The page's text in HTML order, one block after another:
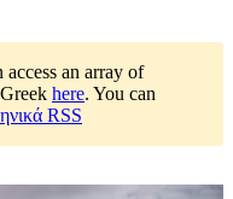
access an array of
here. You can
RSS